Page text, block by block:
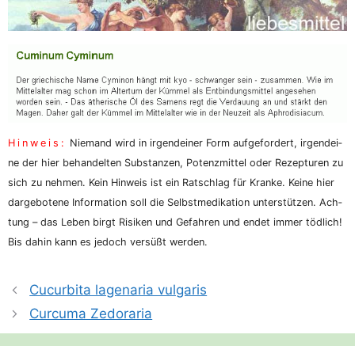
Hin­weis: Nie­mand wird in irgend­ei­ner Form auf­ge­for­dert, irgend­ei­
ne der hier behan­del­ten Sub­stan­zen, Potenz­mit­tel oder Rezep­tu­ren zu
sich zu neh­men. Kein Hin­weis ist ein Rat­schlag für Kran­ke. Kei­ne hier
dar­ge­bo­te­ne Infor­ma­ti­on soll die Selbst­me­di­ka­ti­on unter­stüt­zen. Ach­
tung – das Leben birgt Risi­ken und Gefah­ren und endet immer töd­lich!
Bis dahin kann es jedoch ver­süßt werden.
Cucurbita lagenaria vulgaris
Curcuma Zedoraria